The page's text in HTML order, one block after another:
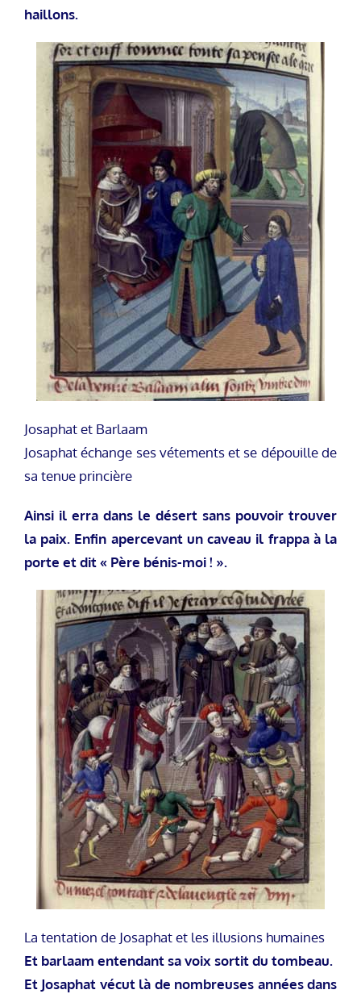
haillons.
Josaphat et Barlaam
Josaphat échange ses vétements et se dépouille de
sa tenue princière
Ainsi il erra dans le désert sans pouvoir trouver
la paix. Enfin apercevant un caveau il frappa à la
porte et dit « Père bénis-moi ! ».
La tentation de Josaphat et les illusions humaines
Et barlaam entendant sa voix sortit du tombeau.
Et Josaphat vécut là de nombreuses années dans